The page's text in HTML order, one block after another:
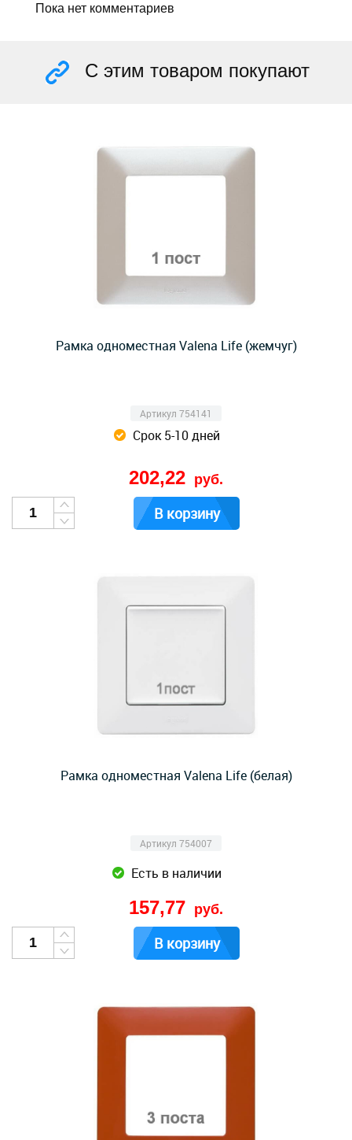
Пока нет комментариев
С этим товаром покупают
Рамка одноместная Valena Life (жемчуг)
Артикул 754141
Срок 5-10 дней
202,22 руб.
В корзину
Рамка одноместная Valena Life (белая)
Артикул 754007
Есть в наличии
157,77 руб.
В корзину